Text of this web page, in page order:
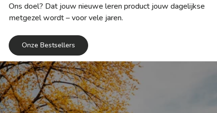
Ons doel? Dat jouw nieuwe leren product jouw dagelijkse
metgezel wordt – voor vele jaren.
Onze Bestsellers